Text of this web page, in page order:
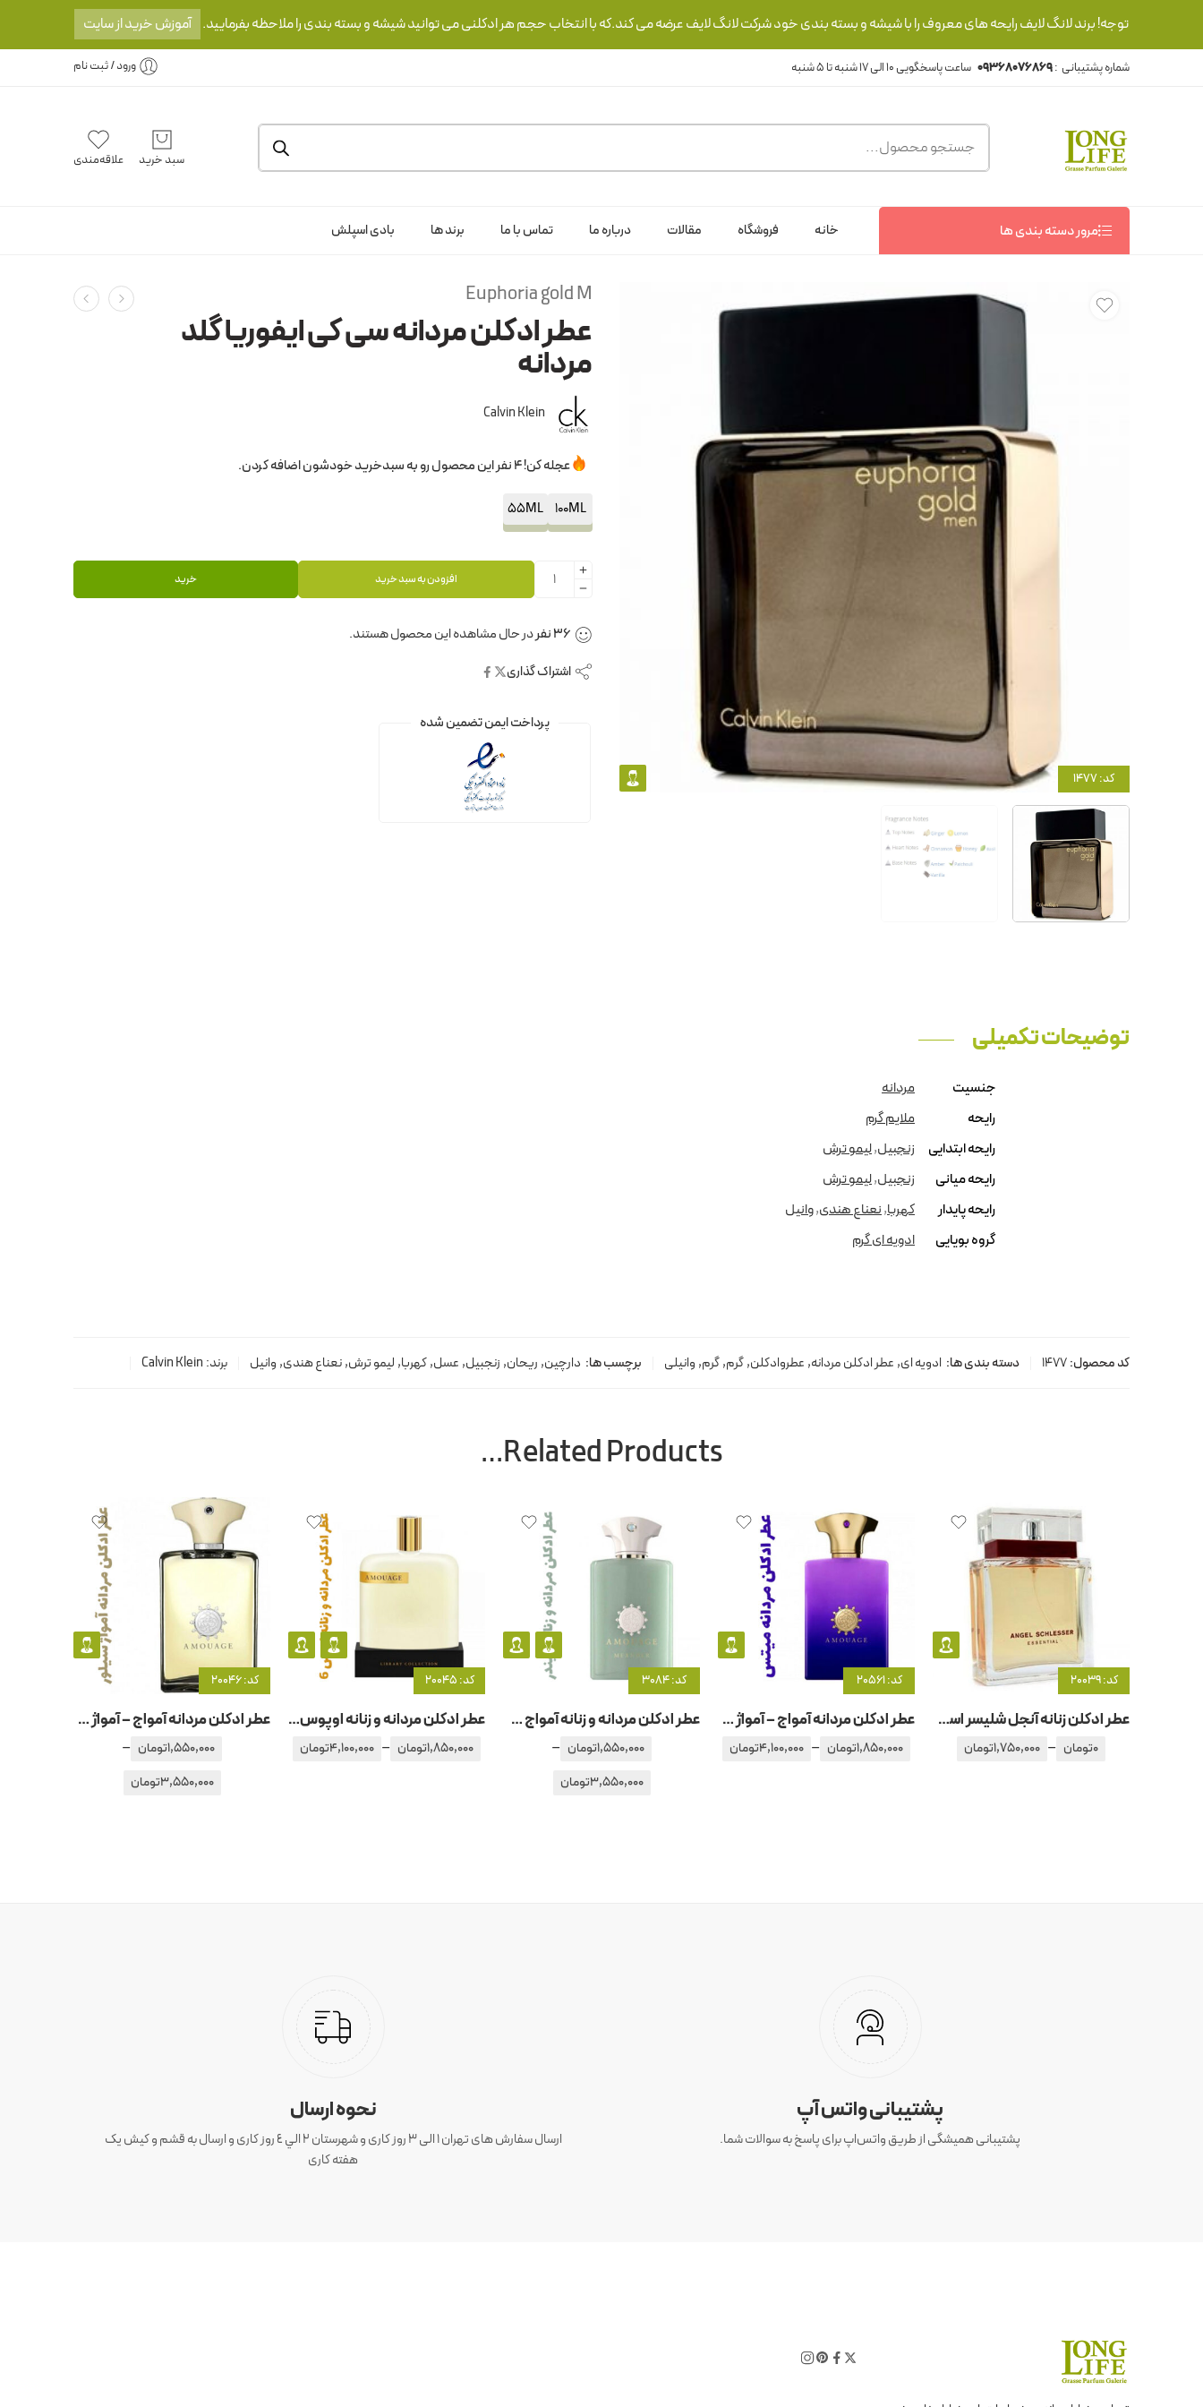
توجه! برند لانگ لایف رایحه های معروف را با شیشه و بسته بندی خود شرکت لانگ لایف عرضه می کند.که با انتخاب حجم هر ادکلنی می توانید شیشه و بسته بندی را ملاحظه بفرمایید. آموزش خرید از سایت
شماره پشتیبانی :09368076869 ورود / ثبت نام
سبد خرید علاقه‌مندی
مرور دسته بندی ها خانه فروشگاه مقالات درباره ما تماس با ما برند ها بادی اسپلش
کد: 1477
Euphoria gold M
عطر ادکلن مردانه سی کی ایفوریا گلد
مردانه
Calvin Klein
عجله کن! 4 نفر این محصول رو به سبدخرید خودشون اضافه کردن.
100ML
55ML
افزودن به سبد خرید خرید
36نفردر حال مشاهده این محصول هستند.
اشتراک گذاری
پرداخت ایمن تضمین شده
توضیحات تکمیلی
جنسیت
مردانه
رایحه
ملایم گرم
رایحه ابتدایی
زنجبیل,لیمو ترش
رایحه میانی
زنجبیل,لیمو ترش
رایحه پایدار
کهربا,نعناع هندی,وانیل
گروه بویایی
ادویه ای گرم
کد محصول:1477 دسته بندی ها: ادویه ای, عطر ادکلن مردانه, عطروادکلن,گرم,گرم, وانیلی برچسب ها: دارچین, ریحان, زنجبیل, عسل,کهربا, لیمو ترش,نعناع هندی, وانیل برند: Calvin Klein
Related Products…
کد: 20039
عطر ادکلن زنانه آنجل شلیسر اسنشیال
0تومان –
1,750,000تومان
کد: 20561
عطر ادکلن مردانه آمواج – آمواژ میتس من
1,850,000تومان –
4,100,000تومان
کد: 3084
عطر ادکلن مردانه و زنانه آمواج – آمواژ میندر
1,550,000تومان –
3,550,000تومان
کد: 20045
عطر ادکلن مردانه و زنانه اوپوس – اپوس 6 آمواج – آمواژ
1,850,000تومان –
4,100,000تومان
کد: 20046
عطر ادکلن مردانه آمواج – آمواژ سیلور
1,550,000تومان –
3,550,000تومان
پشتیبانی واتس آپ
پشتیبانی همیشگی از طریق واتس‌اپ برای پاسخ به سوالات شما.
نحوه ارسال
ارسال سفارش های تهران 1 الی 3 روز کاری و شهرستان ٢ الي ٤ روز کاری و ارسال به قشم و کیش یک
هفته کاری